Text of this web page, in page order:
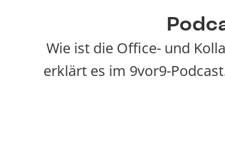
Wie ist die Office- und
erklärt es im 9vor9-